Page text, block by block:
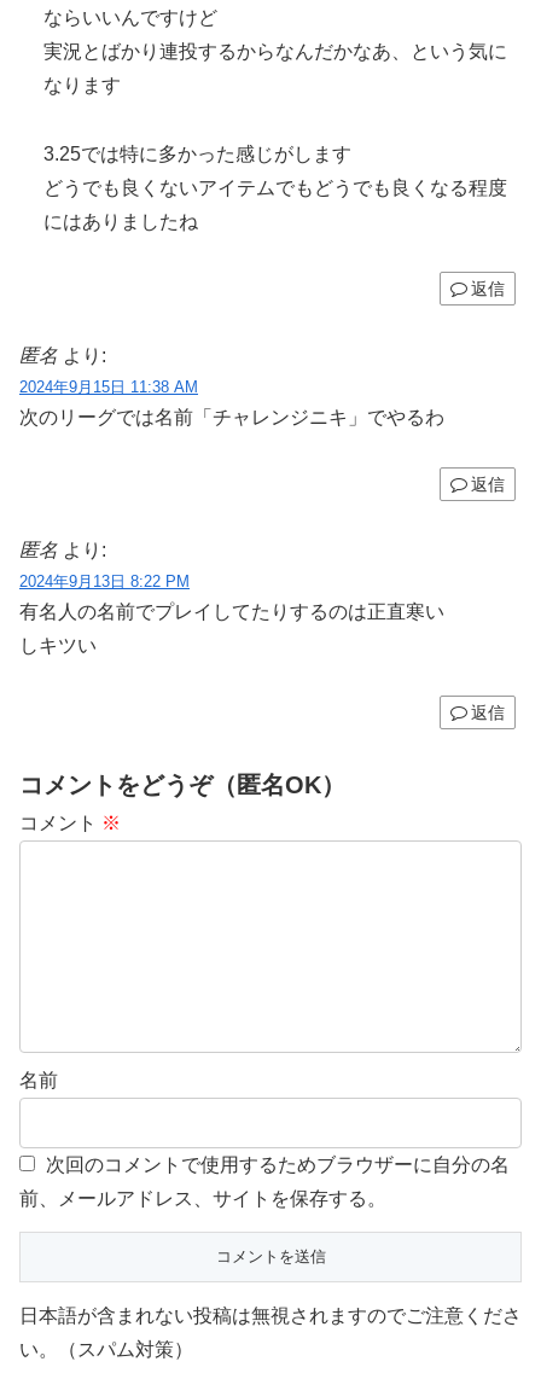
ならいいんですけど
実況とばかり連投するからなんだかなあ、という気に
なります
3.25では特に多かった感じがします
どうでも良くないアイテムでもどうでも良くなる程度
にはありましたね
返信
匿名 より:
2024年9月15日 11:38 AM
次のリーグでは名前「チャレンジニキ」でやるわ
返信
匿名 より:
2024年9月13日 8:22 PM
有名人の名前でプレイしてたりするのは正直寒い
しキツい
返信
コメントをどうぞ（匿名OK）
コメント ※
名前
次回のコメントで使用するためブラウザーに自分の名
前、メールアドレス、サイトを保存する。
日本語が含まれない投稿は無視されますのでご注意くださ
い。（スパム対策）